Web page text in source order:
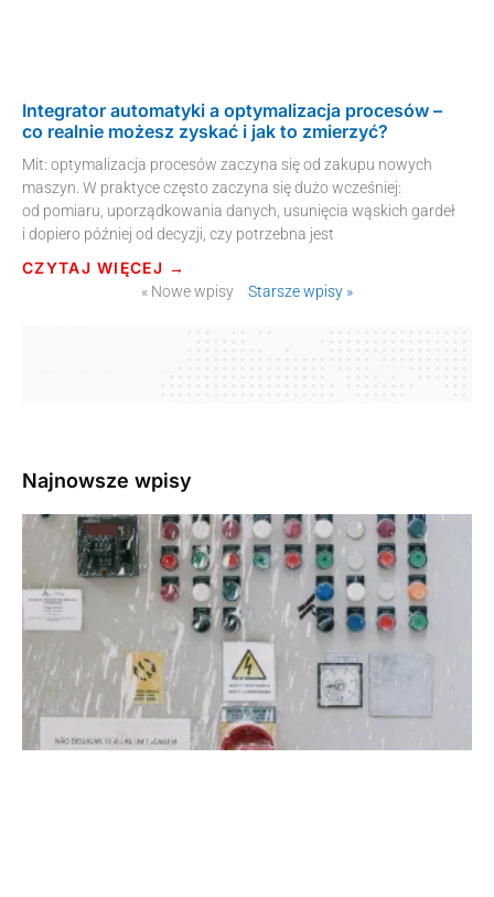
Integrator automatyki a optymalizacja procesów –
co realnie możesz zyskać i jak to zmierzyć?
Mit: optymalizacja procesów zaczyna się od zakupu nowych
maszyn. W praktyce często zaczyna się dużo wcześniej:
od pomiaru, uporządkowania danych, usunięcia wąskich gardeł
i dopiero później od decyzji, czy potrzebna jest
CZYTAJ WIĘCEJ →
« Nowe wpisy Starsze wpisy »
Najnowsze wpisy